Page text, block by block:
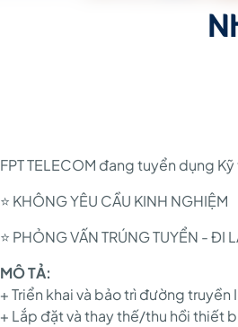
FPT TELECOM đang tuyển dụng
⭐️ KHÔNG YÊU CẦU KINH NGHIỆM
⭐️ PHỎNG VẤN TRÚNG TUYỂN - ĐI
MÔ TẢ:
+ Triển khai và bảo trì đường truyền
+ Lắp đặt và thay thế/thu hồi thiết